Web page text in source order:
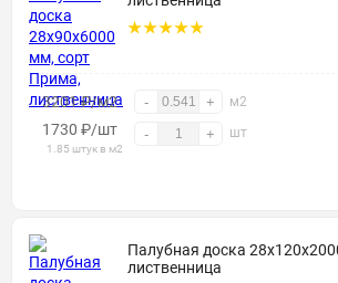
3201 ₽/м2 - + м2
1730 ₽/шт
1.85 штук в м2
- + шт
Палубная доска
лиственница